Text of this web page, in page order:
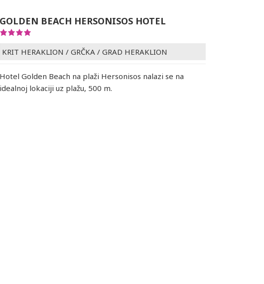
GOLDEN BEACH HERSONISOS HOTEL
KRIT HERAKLION / GRČKA / GRAD HERAKLION
Hotel Golden Beach na plaži Hersonisos nalazi se na
idealnoj lokaciji uz plažu, 500 m.